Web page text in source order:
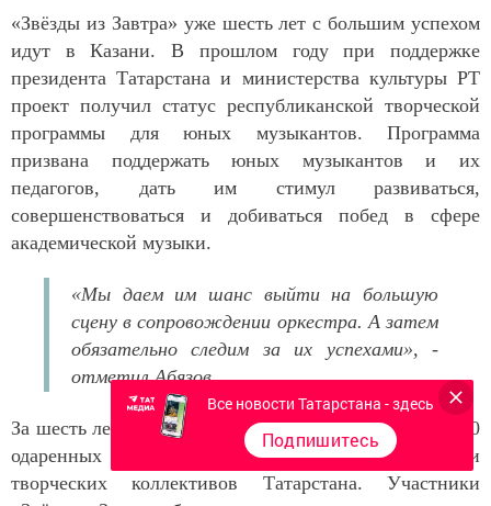
«Звёзды из Завтра» уже шесть лет с большим успехом
идут в Казани. В прошлом году при поддержке
президента Татарстана и министерства культуры РТ
проект получил статус республиканской творческой
программы для юных музыкантов. Программа
призвана поддержать юных музыкантов и их
педагогов, дать им стимул развиваться,
совершенствоваться и добиваться побед в сфере
академической музыки.
«Мы даем им шанс выйти на большую
сцену в сопровождении оркестра. А затем
обязательно следим за их успехами», -
отметил Абязов.
За шесть лет в программе приняли участие более 2000
одаренных ребят из детских музыкальных школ и
творческих коллективов Татарстана. Участники
Все новости Татарстана - здесь
Подпишитесь